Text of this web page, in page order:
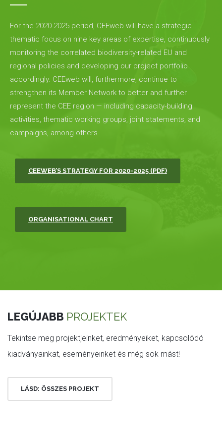
For the 2020-2025 period, CEEweb will have a strategic
thematic focus on nine key areas of expertise, continuously
monitoring the correlated biodiversity-related EU and
regional policies and developing our project portfolio
accordingly. CEEweb will, furthermore, continue to
strengthen its Member Network to better and further
represent the CEE region — including capacity-building
activities, thematic working groups, joint statements, and
campaigns, among others.
CEEWEB’S STRATEGY FOR 2020-2025 (PDF)
ORGANISATIONAL CHART
LEGÚJABB PROJEKTEK
Tekintse meg projektjeinket, eredményeiket, kapcsolódó
kiadványainkat, eseményeinket és még sok mást!
LÁSD: ÖSSZES PROJEKT